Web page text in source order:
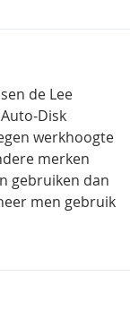
de Lee
Disk
werkhoogte
merken
gebruiken dan
men gebruik